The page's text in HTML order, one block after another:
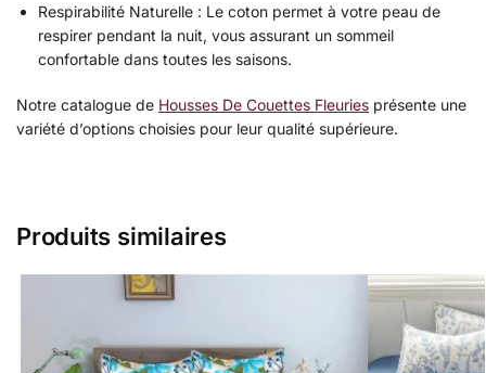
Respirabilité Naturelle : Le coton permet à votre peau de
respirer pendant la nuit, vous assurant un sommeil
confortable dans toutes les saisons.
Notre catalogue de Housses De Couettes Fleuries présente une
variété d’options choisies pour leur qualité supérieure.
Produits similaires